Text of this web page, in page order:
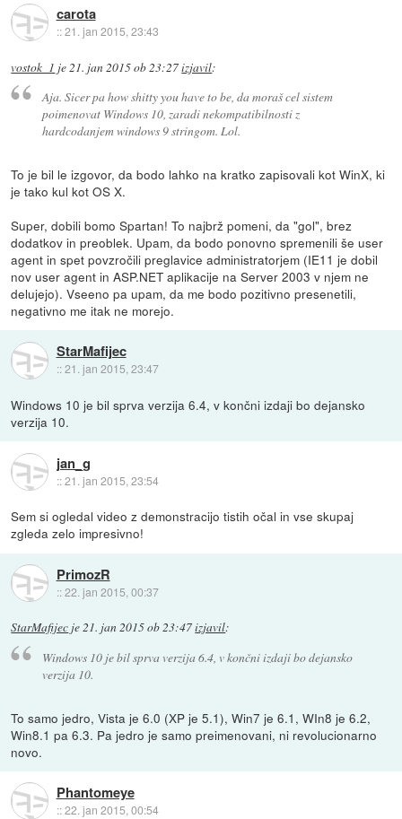
carota
::21. jan 2015, 23:43
vostok_1 je21. jan 2015 ob 23:27izjavil:
Aja. Sicer pa how shitty you have to be, da moraš cel sistem
poimenovat Windows 10, zaradi nekompatibilnosti z
hardcodanjem windows 9 stringom. Lol.
To je bil le izgovor, da bodo lahko na kratko zapisovali kot WinX, ki
je tako kul kot OS X.
Super, dobili bomo Spartan! To najbrž pomeni, da "gol", brez
dodatkov in preoblek. Upam, da bodo ponovno spremenili še user
agent in spet povzročili preglavice administratorjem (IE11 je dobil
nov user agent in ASP.NET aplikacije na Server 2003 v njem ne
delujejo). Vseeno pa upam, da me bodo pozitivno presenetili,
negativno me itak ne morejo.
StarMafijec
::21. jan 2015, 23:47
Windows 10 je bil sprva verzija 6.4, v končni izdaji bo dejansko
verzija 10.
jan_g
::21. jan 2015, 23:54
Sem si ogledal video z demonstracijo tistih očal in vse skupaj
zgleda zelo impresivno!
PrimozR
::22. jan 2015, 00:37
StarMafijec je21. jan 2015 ob 23:47izjavil:
Windows 10 je bil sprva verzija 6.4, v končni izdaji bo dejansko
verzija 10.
To samo jedro, Vista je 6.0 (XP je 5.1), Win7 je 6.1, WIn8 je 6.2,
Win8.1 pa 6.3. Pa jedro je samo preimenovani, ni revolucionarno
novo.
Phantomeye
::22. jan 2015, 00:54